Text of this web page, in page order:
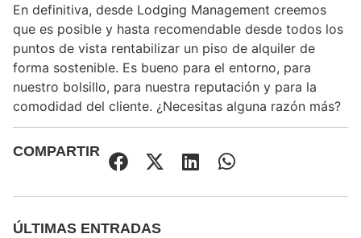
En definitiva, desde Lodging Management creemos
que es posible y hasta recomendable desde todos los
puntos de vista rentabilizar un piso de alquiler de
forma sostenible. Es bueno para el entorno, para
nuestro bolsillo, para nuestra reputación y para la
comodidad del cliente. ¿Necesitas alguna razón más?
COMPARTIR
ÚLTIMAS ENTRADAS